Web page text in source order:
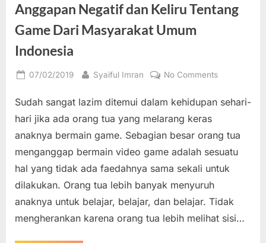
Anggapan Negatif dan Keliru Tentang
Game Dari Masyarakat Umum
Indonesia
Posted
07/02/2019 By
Syaiful Imran No Commentson
Negatif
Tentang
Game
Dari
Umum
Sudah sangat lazim ditemui dalam kehidupan sehari-
hari jika ada orang tua yang melarang keras
anaknya bermain game. Sebagian besar orang tua
menganggap bermain video game adalah sesuatu
hal yang tidak ada faedahnya sama sekali untuk
dilakukan. Orang tua lebih banyak menyuruh
anaknya untuk belajar, belajar, dan belajar. Tidak
mengherankan karena orang tua lebih melihat sisi…